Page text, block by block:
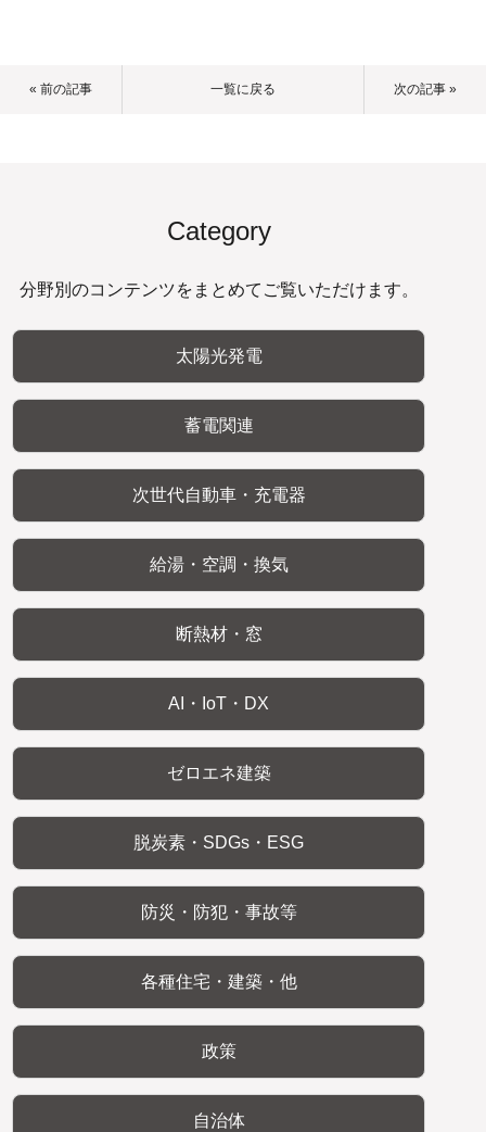
« 前の記事 一覧に戻る 次の記事 »
Category
分野別のコンテンツをまとめてご覧いただけます。
太陽光発電
蓄電関連
次世代自動車・充電器
給湯・空調・換気
断熱材・窓
AI・IoT・DX
ゼロエネ建築
脱炭素・SDGs・ESG
防災・防犯・事故等
各種住宅・建築・他
政策
自治体